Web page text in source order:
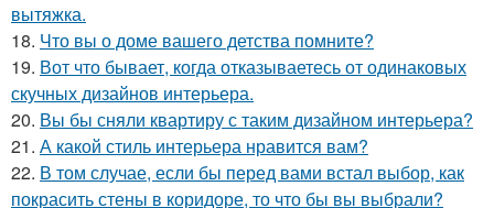
вытяжка.
18. Что вы о доме вашего детства помните?
19. Вот что бывает, когда отказываетесь от одинаковых
скучных дизайнов интерьера.
20. Вы бы сняли квартиру с таким дизайном интерьера?
21. А какой стиль интерьера нравится вам?
22. В том случае, если бы перед вами встал выбор, как
покрасить стены в коридоре, то что бы вы выбрали?